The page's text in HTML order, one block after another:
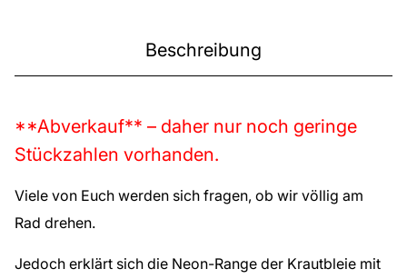
Beschreibung
**Abverkauf** – daher nur noch geringe
Stückzahlen vorhanden.
Viele von Euch werden sich fragen, ob wir völlig am
Rad drehen.
Jedoch erklärt sich die Neon-Range der Krautbleie mit